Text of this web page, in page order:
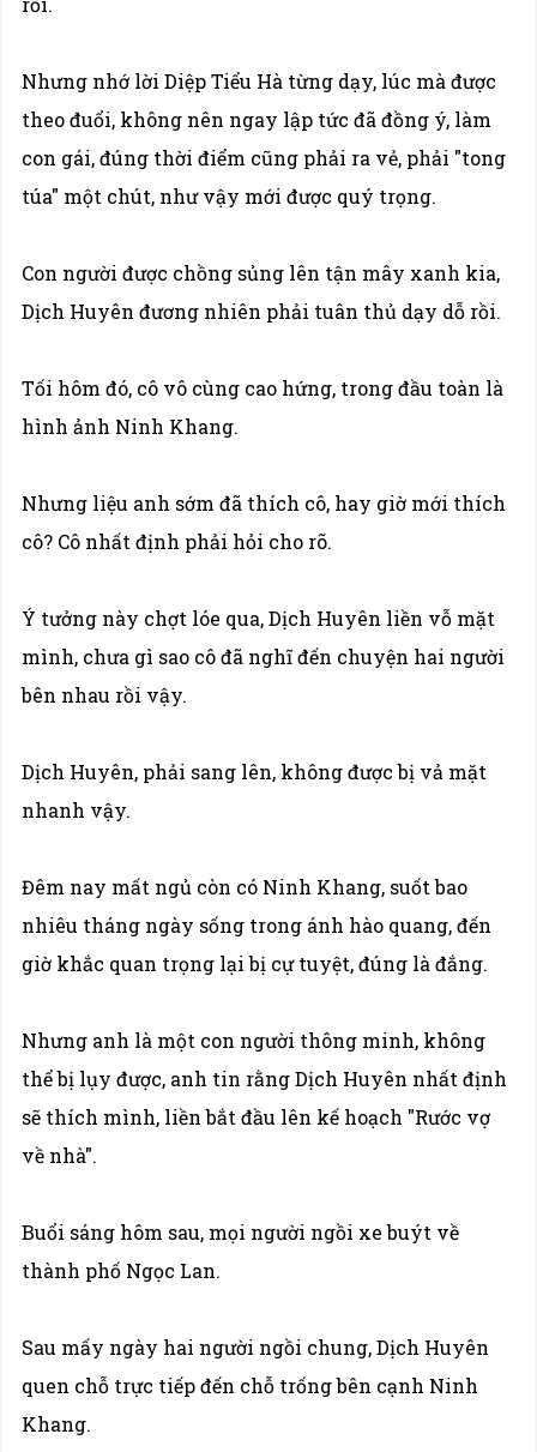
Nhưng nhớ lời Diệp Tiểu Hà từng dạy, lúc mà được
theo đuổi, không nên ngay lập tức đã đồng ý, làm
con gái, đúng thời điểm cũng phải ra vẻ, phải "tong
túa" một chút, như vậy mới được quý trọng.
Con người được chồng sủng lên tận mây xanh kia,
Dịch Huyên đương nhiên phải tuân thủ dạy dỗ rồi.
Tối hôm đó, cô vô cùng cao hứng, trong đầu toàn là
hình ảnh Ninh Khang.
Nhưng liệu anh sớm đã thích cô, hay giờ mới thích
cô? Cô nhất định phải hỏi cho rõ.
Ý tưởng này chợt lóe qua, Dịch Huyên liền vỗ mặt
mình, chưa gì sao cô đã nghĩ đến chuyện hai người
bên nhau rồi vậy.
Dịch Huyên, phải sang lên, không được bị vả mặt
nhanh vậy.
Đêm nay mất ngủ còn có Ninh Khang, suốt bao
nhiêu tháng ngày sống trong ánh hào quang, đến
giờ khắc quan trọng lại bị cự tuyệt, đúng là đắng.
Nhưng anh là một con người thông minh, không
thể bị lụy được, anh tin rằng Dịch Huyên nhất định
sẽ thích mình, liền bắt đầu lên kế hoạch "Rước vợ
về nhà".
Buổi sáng hôm sau, mọi người ngồi xe buýt về
thành phố Ngọc Lan.
Sau mấy ngày hai người ngồi chung, Dịch Huyên
quen chỗ trực tiếp đến chỗ trống bên cạnh Ninh
Khang.